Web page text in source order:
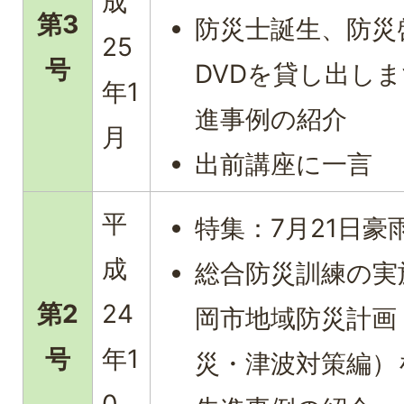
第3
号
25
年1
月
防災士誕生、防
DVDを貸し出し
進事例の紹介
出前講座に一言
第2
号
平
成
24
年1
特集：7月21日豪
総合防災訓練の
岡市地域防災計画
災・津波対策編